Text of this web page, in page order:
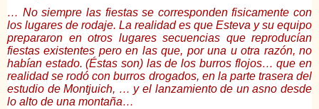
… No siempre las fiestas se corresponden fisicamente con
los lugares de rodaje. La realidad es que Esteva y su equipo
prepararon en otros lugares secuencias que reproducían
fiestas existentes pero en las que, por una u otra razón, no
habían estado. (Éstas son) las de los burros flojos… que en
realidad se rodó con burros drogados, en la parte trasera del
estudio de Montjuich, … y el lanzamiento de un asno desde
lo alto de una montaña…